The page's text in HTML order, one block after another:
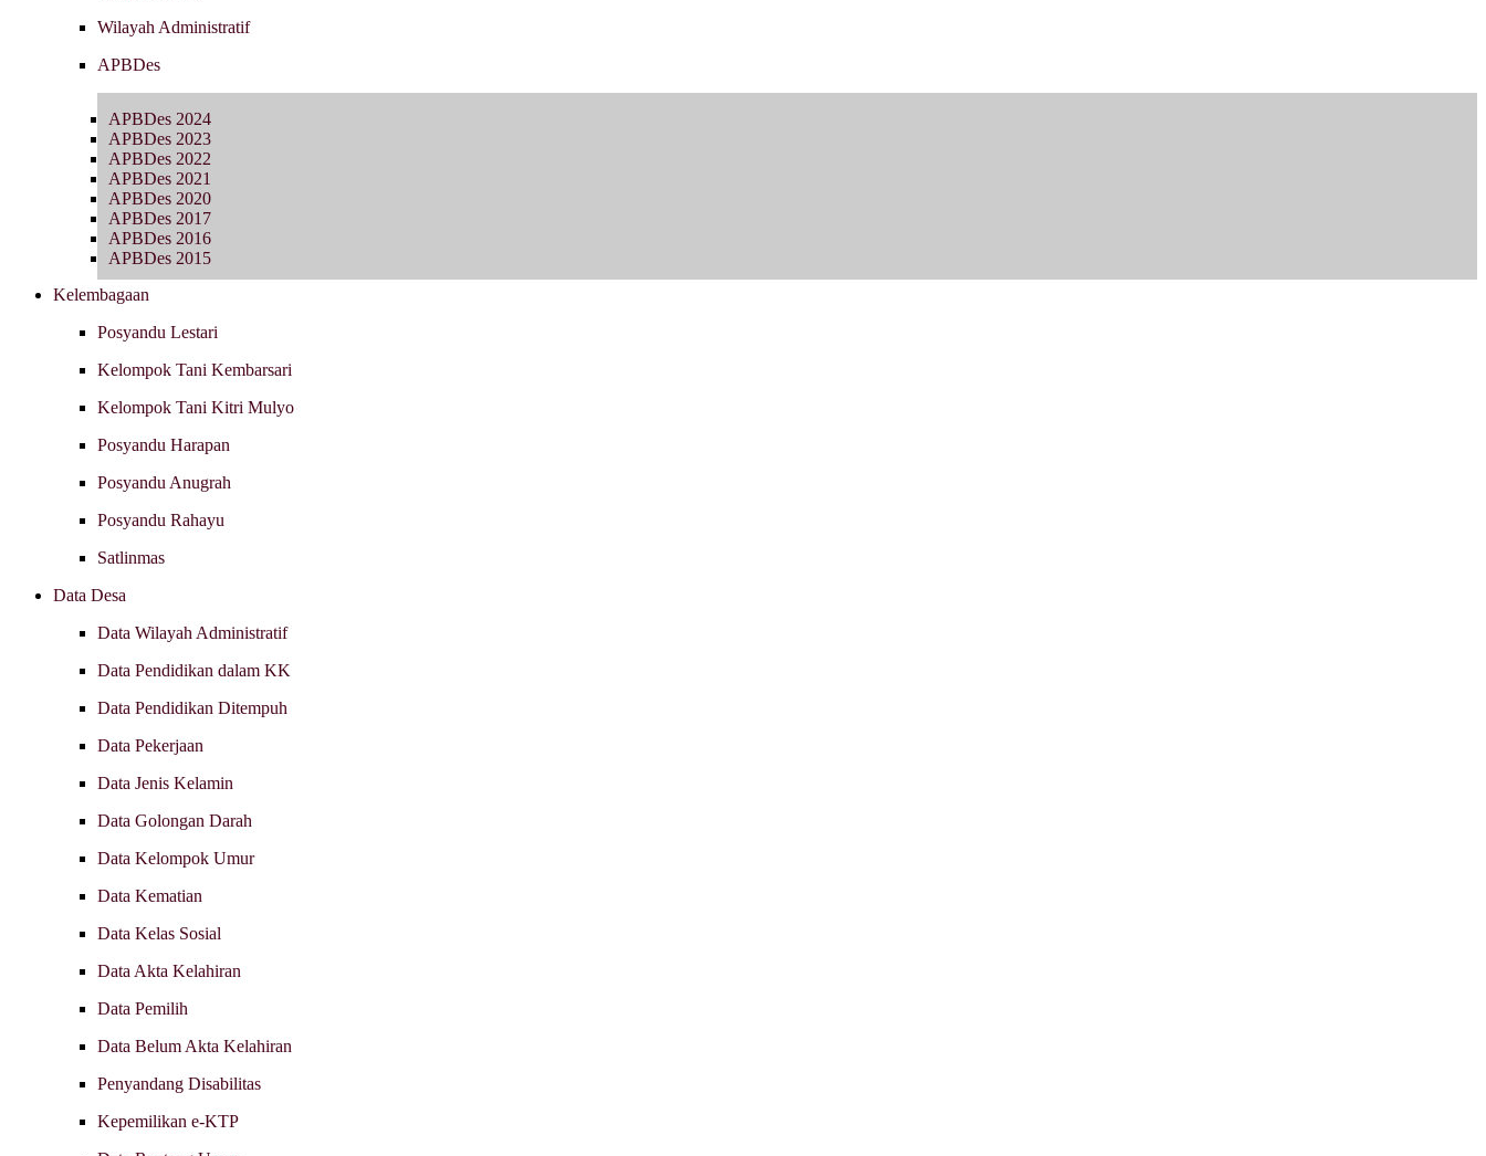
Wilayah Administratif
APBDes
APBDes 2024
APBDes 2023
APBDes 2022
APBDes 2021
APBDes 2020
APBDes 2017
APBDes 2016
APBDes 2015
Kelembagaan
Posyandu Lestari
Kelompok Tani Kembarsari
Kelompok Tani Kitri Mulyo
Posyandu Harapan
Posyandu Anugrah
Posyandu Rahayu
Satlinmas
Data Desa
Data Wilayah Administratif
Data Pendidikan dalam KK
Data Pendidikan Ditempuh
Data Pekerjaan
Data Jenis Kelamin
Data Golongan Darah
Data Kelompok Umur
Data Kematian
Data Kelas Sosial
Data Akta Kelahiran
Data Pemilih
Data Belum Akta Kelahiran
Penyandang Disabilitas
Kepemilikan e-KTP